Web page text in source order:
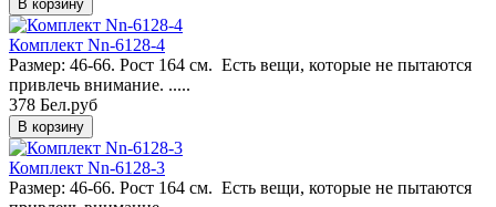
Комплект Nn-6128-4
Размер: 46-66. Рост 164 см. Есть вещи, которые не пытаются
привлечь внимание. .....
378 Бел.руб
Комплект Nn-6128-3
Размер: 46-66. Рост 164 см. Есть вещи, которые не пытаются